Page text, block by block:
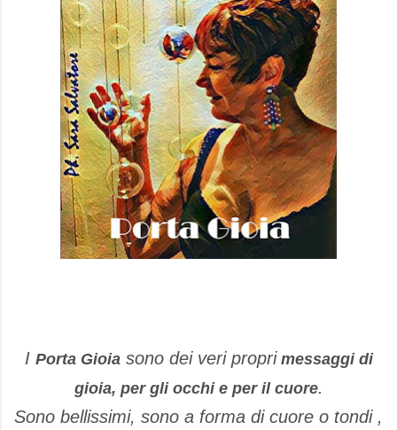
I Porta Gioiasono dei veri proprimessaggi di
gioia, per gli occhi e per il cuore.
Sono bellissimi, sono a forma di cuore o tondi ,